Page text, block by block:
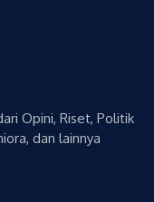
Opini, Riset, Politik
dan lainnya